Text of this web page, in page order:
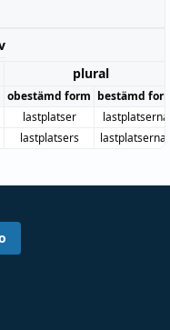
plural
obestämd form bestämd
lastplatser
lastplatserna
lastplatsers